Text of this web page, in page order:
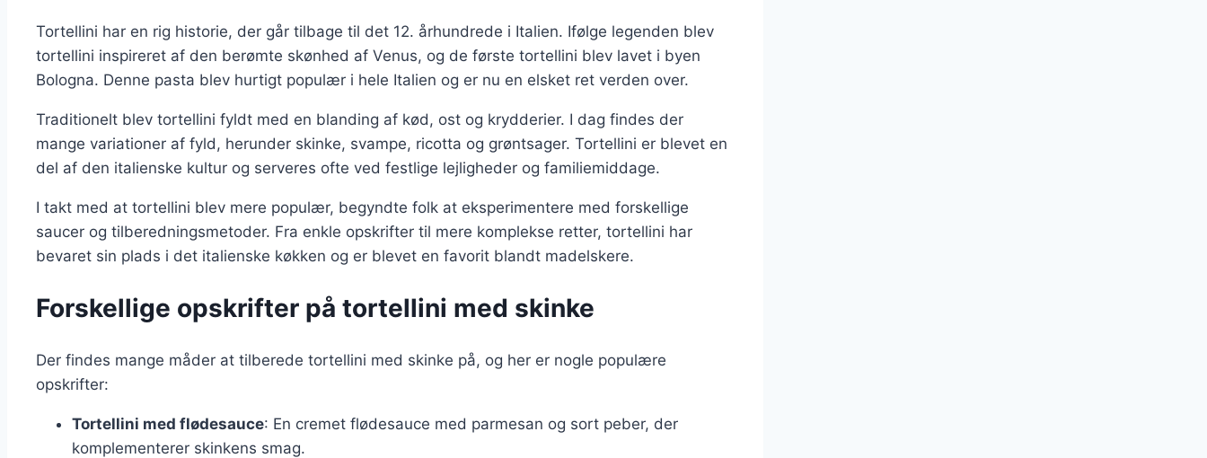
Tortellini har en rig historie, der går tilbage til det 12. århundrede i Italien. Ifølge legenden blev
tortellini inspireret af den berømte skønhed af Venus, og de første tortellini blev lavet i byen
Bologna. Denne pasta blev hurtigt populær i hele Italien og er nu en elsket ret verden over.
Traditionelt blev tortellini fyldt med en blanding af kød, ost og krydderier. I dag findes der
mange variationer af fyld, herunder skinke, svampe, ricotta og grøntsager. Tortellini er blevet en
del af den italienske kultur og serveres ofte ved festlige lejligheder og familiemiddage.
I takt med at tortellini blev mere populær, begyndte folk at eksperimentere med forskellige
saucer og tilberedningsmetoder. Fra enkle opskrifter til mere komplekse retter, tortellini har
bevaret sin plads i det italienske køkken og er blevet en favorit blandt madelskere.
Forskellige opskrifter på tortellini med skinke
Der findes mange måder at tilberede tortellini med skinke på, og her er nogle populære
opskrifter:
Tortellini med flødesauce: En cremet flødesauce med parmesan og sort peber, der
komplementerer skinkens smag.